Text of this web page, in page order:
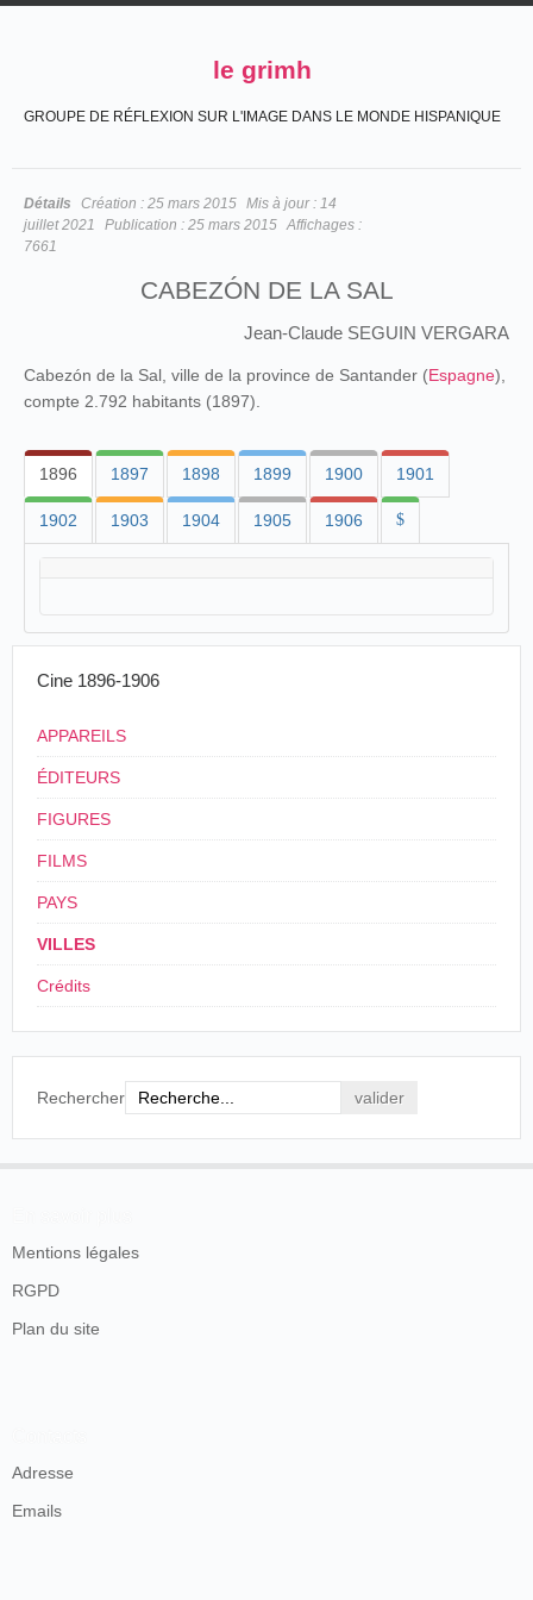
le grimh
GROUPE DE RÉFLEXION SUR L'IMAGE DANS LE MONDE HISPANIQUE
Détails Création : 25 mars 2015 Mis à jour : 14
juillet 2021
Publication : 25 mars 2015 Affichages :
7661
CABEZÓN DE LA SAL
Jean-Claude SEGUIN VERGARA
Cabezón de la Sal, ville de la province de Santander (Espagne),
compte 2.792 habitants (1897).
1896 1897 1898 1899 1900 1901
1902 1903 1904 1905 1906 $
Cine 1896-1906
APPAREILS
ÉDITEURS
FIGURES
FILMS
PAYS
VILLES
Crédits
Rechercher
Mentions légales
RGPD
Plan du site
Adresse
Emails